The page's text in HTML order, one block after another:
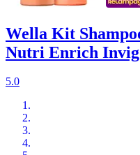
Wella Kit
Nutri Enrich
5.0